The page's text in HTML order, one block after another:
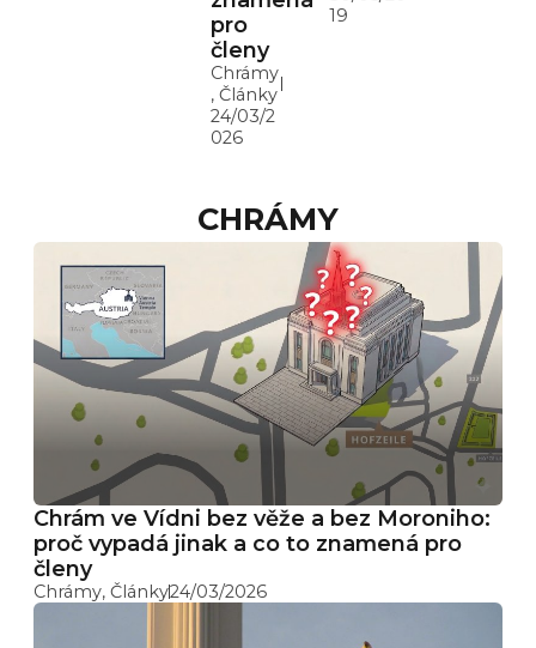
pro
členy
Chrámy
, Články
24/03/2
026
19
CHRÁMY
Chrám ve Vídni bez věže a bez Moroniho:
proč vypadá jinak a co to znamená pro
členy
Chrámy, Články24/03/2026